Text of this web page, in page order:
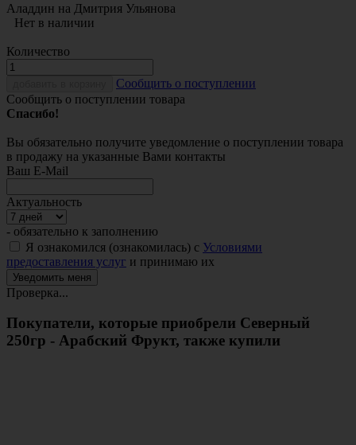
Аладдин на Дмитрия Ульянова
Нет в наличии
Количество
Cообщить о поступлении
Сообщить о поступлении товара
Спасибо!
Вы обязательно получите уведомление о поступлении товара
в продажу на указанные Вами контакты
Ваш E-Mail
Актуальность
- обязательно к заполнению
Я ознакомился (ознакомилась) с Условиями
предоставления услуг и принимаю их
Проверка...
Покупатели, которые приобрели Северный
250гр - Арабский Фрукт, также купили